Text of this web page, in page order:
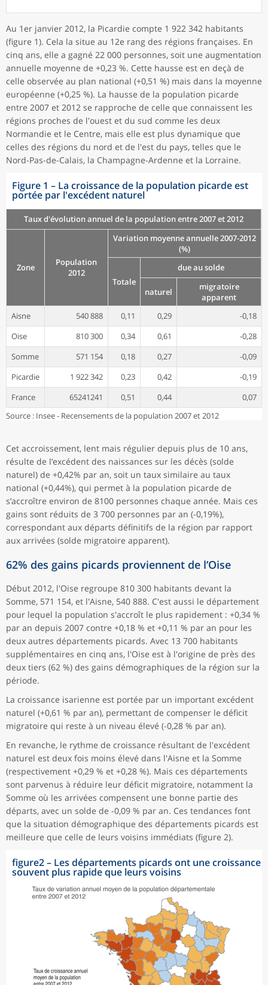
Au 1er janvier 2012, la Picardie compte 1 922 342 habitants
(figure 1). Cela la situe au 12e rang des régions françaises. En
cinq ans, elle a gagné 22 000 personnes, soit une augmentation
annuelle moyenne de +0,23 %. Cette hausse est en deçà de
celle observée au plan national (+0,51 %) mais dans la moyenne
européenne (+0,25 %). La hausse de la population picarde
entre 2007 et 2012 se rapproche de celle que connaissent les
régions proches de l'ouest et du sud comme les deux
Normandie et le Centre, mais elle est plus dynamique que
celles des régions du nord et de l'est du pays, telles que le
Nord-Pas-de-Calais, la Champagne-Ardenne et la Lorraine.
Figure 1 – La croissance de la population picarde est
portée par l'excédent naturel
Taux d'évolution annuel de la population entre 2007 et 2012
Zone
Population
2012
Variation moyenne annuelle 2007-2012
(%)
Totale
due au solde
naturel
migratoire
apparent
Aisne
540 888 0,11 0,29
-0,18
Oise
810 300 0,34 0,61
-0,28
Somme
571 154 0,18 0,27
-0,09
Picardie
1 922 342 0,23 0,42
-0,19
France
65241241 0,51 0,44
0,07
Source : Insee - Recensements de la population 2007 et 2012
Cet accroissement, lent mais régulier depuis plus de 10 ans,
résulte de l’excédent des naissances sur les décès (solde
naturel) de +0,42% par an, soit un taux similaire au taux
national (+0,44%), qui permet à la population picarde de
s’accroître environ de 8100 personnes chaque année. Mais ces
gains sont réduits de 3 700 personnes par an (-0,19%),
correspondant aux départs définitifs de la région par rapport
aux arrivées (solde migratoire apparent).
62% des gains picards proviennent de l’Oise
Début 2012, l'Oise regroupe 810 300 habitants devant la
Somme, 571 154, et l'Aisne, 540 888. C'est aussi le département
pour lequel la population s'accroît le plus rapidement : +0,34 %
par an depuis 2007 contre +0,18 % et +0,11 % par an pour les
deux autres départements picards. Avec 13 700 habitants
supplémentaires en cinq ans, l'Oise est à l'origine de près des
deux tiers (62 %) des gains démographiques de la région sur la
période.
La croissance isarienne est portée par un important excédent
naturel (+0,61 % par an), permettant de compenser le déficit
migratoire qui reste à un niveau élevé (-0,28 % par an).
En revanche, le rythme de croissance résultant de l'excédent
naturel est deux fois moins élevé dans l'Aisne et la Somme
(respectivement +0,29 % et +0,28 %). Mais ces départements
sont parvenus à réduire leur déficit migratoire, notamment la
Somme où les arrivées compensent une bonne partie des
départs, avec un solde de -0,09 % par an. Ces tendances font
que la situation démographique des départements picards est
meilleure que celle de leurs voisins immédiats (figure 2).
figure2– Les départements picards ont une croissance
souvent plus rapide que leurs voisins